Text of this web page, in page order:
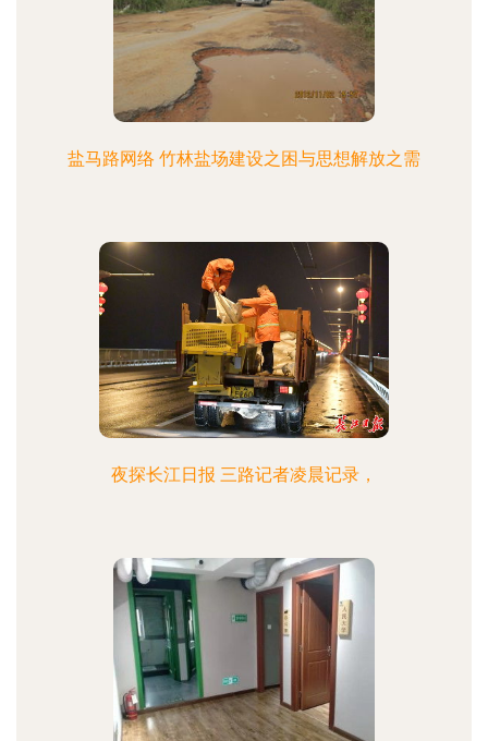
盐马路网络 竹林盐场建设之困与思想解放之需
夜探长江日报 三路记者凌晨记录，